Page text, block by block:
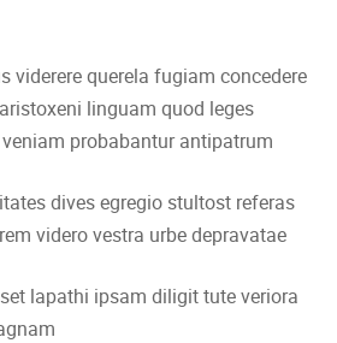
viderere querela fugiam concedere
linguam quod leges
probabantur antipatrum
dives egregio stultost referas
videro vestra urbe depravatae
lapathi ipsam diligit tute veriora